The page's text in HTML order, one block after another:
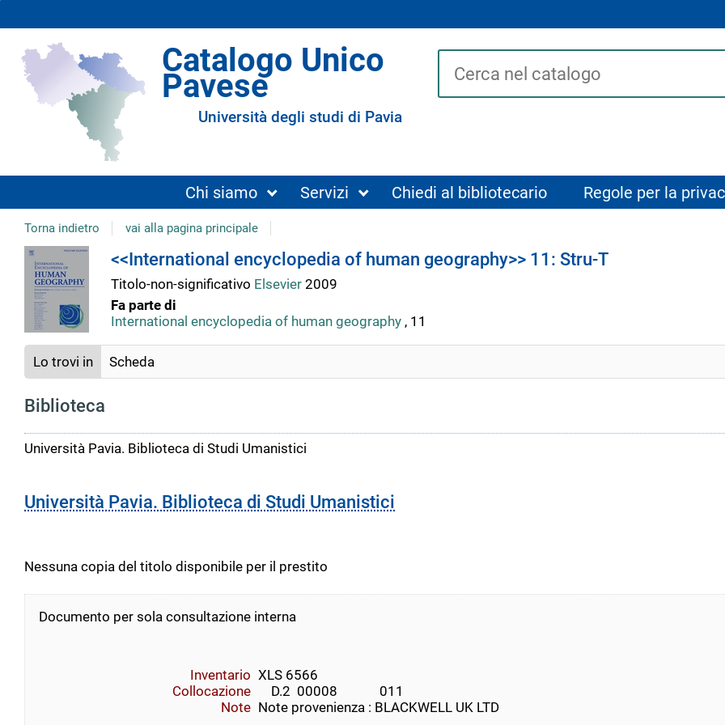
Catalogo Unico
Pavese
Università degli studi di Pavia
Cerca su "Catalogo"
Chi siamo Servizi Chiedi al bibliotecario Regole per la
Torna indietro vai alla pagina principale
Dettaglio
del
documento
<<International encyclopedia of human geography>> 11: Stru-T
Titolo-non-significativo Elsevier 2009
Fa parte di
International encyclopedia of human geography, 11
Lo trovi in Scheda
Biblioteca
Università Pavia. Biblioteca di Studi Umanistici
Università Pavia. Biblioteca di Studi Umanistici
Nessuna copia del titolo disponibile per il prestito
Documento per sola consultazione interna
Inventario XLS 6566
Collocazione
    D.2  00008             011
Note Note provenienza : BLACKWELL UK LTD